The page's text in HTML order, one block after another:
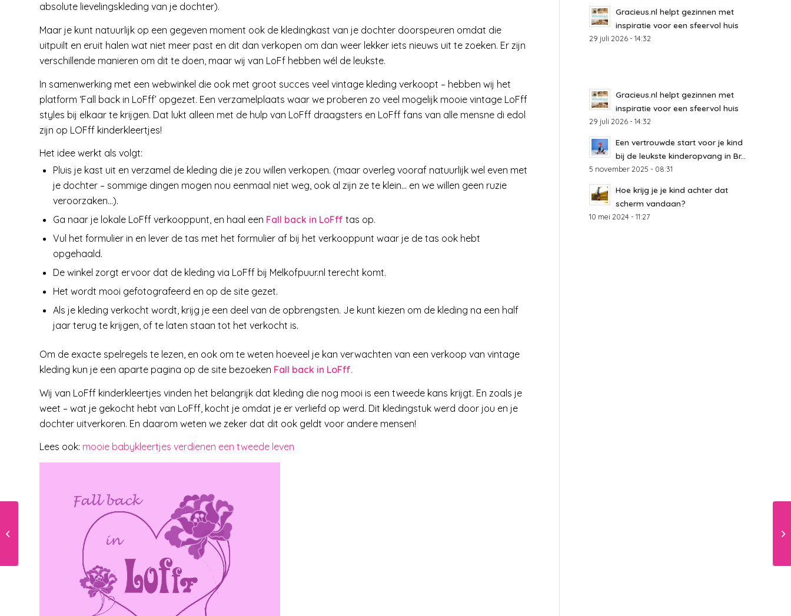
absolute lievelingskleding van je dochter).
Maar je kunt natuurlijk op een gegeven moment ook de kledingkast van je dochter doorspeuren omdat die
uitpuilt en eruit halen wat niet meer past en dit dan verkopen om dan weer lekker iets nieuws uit te zoeken. Er zijn
verschillende manieren om dit te doen, maar wij van LoFf hebben wél de leukste.
In samenwerking met een webwinkel die ook met groot succes veel vintage kleding verkoopt – hebben wij het
platform ‘Fall back in LoFff’ opgezet. Een verzamelplaats waar we proberen zo veel mogelijk mooie vintage LoFff
styles bij elkaar te krijgen. Dat lukt alleen met de hulp van LoFff draagsters en LoFff fans van alle mensne di edol
zijn op LOFff kinderkleertjes!
Het idee werkt als volgt:
Pluis je kast uit en verzamel de kleding die je zou willen verkopen. (maar overleg vooraf natuurlijk wel even met
je dochter – sommige dingen mogen nou eenmaal niet weg, ook al zijn ze te klein… en we willen geen ruzie
veroorzaken…).
Ga naar je lokale LoFff verkooppunt, en haal een Fall back in LoFff tas op.
Vul het formulier in en lever de tas met het formulier af bij het verkooppunt waar je de tas ook hebt
opgehaald.
De winkel zorgt ervoor dat de kleding via LoFff bij Melkofpuur.nl terecht komt.
Het wordt mooi gefotografeerd en op de site gezet.
Als je kleding verkocht wordt, krijg je een deel van de opbrengsten. Je kunt kiezen om de kleding na een half
jaar terug te krijgen, of te laten staan tot het verkocht is.
Om de exacte spelregels te lezen, en ook om te weten hoeveel je kan verwachten van een verkoop van vintage
kleding kun je een aparte pagina op de site bezoeken Fall back in LoFff.
Wij van LoFff kinderkleertjes vinden het belangrijk dat kleding die nog mooi is een tweede kans krijgt. En zoals je
weet – wat je gekocht hebt van LoFff, kocht je omdat je er verliefd op werd. Dit kledingstuk werd door jou en je
dochter uitverkoren. En daarom weten we zeker dat dit ook geldt voor andere mensen!
Lees ook: mooie babykleertjes verdienen een tweede leven
Gracieus.nl helpt gezinnen met
inspiratie voor een sfeervol huis
29 juli 2026 - 14:32
Gracieus.nl helpt gezinnen met
inspiratie voor een sfeervol huis
29 juli 2026 - 14:32
Een vertrouwde start voor je kind
bij de leukste kinderopvang in Br...
5 november 2025 - 08:31
Hoe krijg je je kind achter dat
scherm vandaan?
10 mei 2024 - 11:27
Een baby kan je niet
verwennen. Of wel?